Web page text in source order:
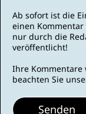
Ab sofort ist die
einen
nur durch die
veröffentlicht!
Ihre
beachten Sie
Senden